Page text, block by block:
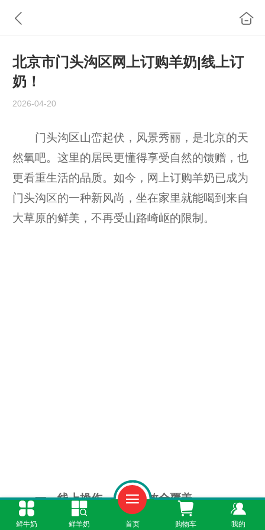
北京市门头沟区网上订购羊奶|线上订
奶！
2026-04-20
门头沟区山峦起伏，风景秀丽，是北京的天
然氧吧。这里的居民更懂得享受自然的馈赠，也
更看重生活的品质。如今，网上订购羊奶已成为
门头沟区的一种新风尚，坐在家里就能喝到来自
大草原的鲜美，不再受山路崎岖的限制。
一、线上操作，简单高效全覆盖
鲜牛奶 鲜羊奶 首页 购物车 我的